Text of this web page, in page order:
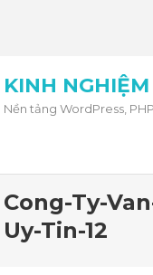
KINH
Nền tảng WordPress, PHP
Cong-Ty-
Uy-Tin-12